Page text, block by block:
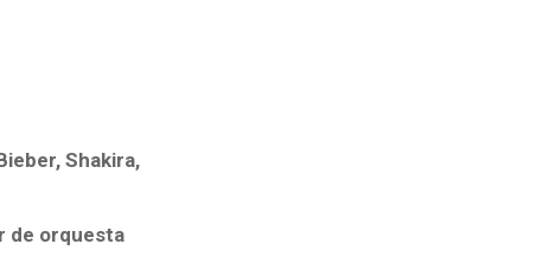
Shakira,
de orquesta